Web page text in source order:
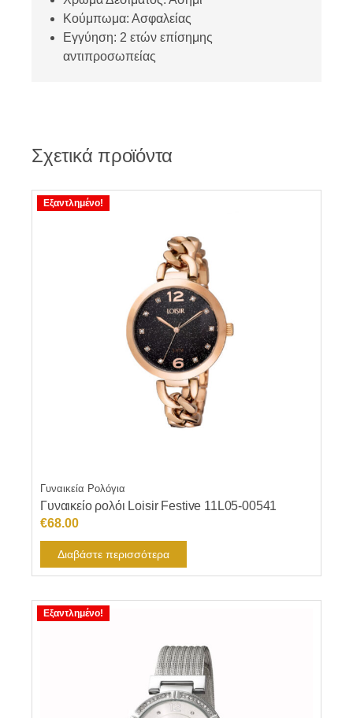
Κούμπωμα: Ασφαλείας
Εγγύηση: 2 ετών επίσημης
αντιπροσωπείας
Σχετικά προϊόντα
Εξαντλημένο!
Γυναικεία Ρολόγια
Γυναικείο ρολόι Loisir Festive 11L05-00541
€68.00
Διαβάστε περισσότερα
Εξαντλημένο!